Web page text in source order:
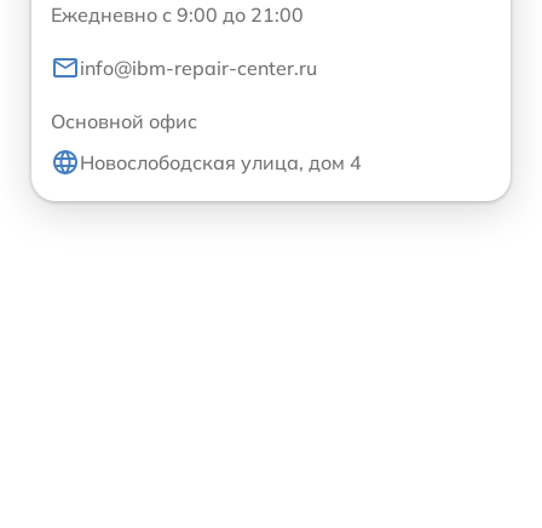
Ежедневно с 9:00 до 21:00
info@ibm-repair-center.ru
Основной офис
Новослободская улица, дом 4